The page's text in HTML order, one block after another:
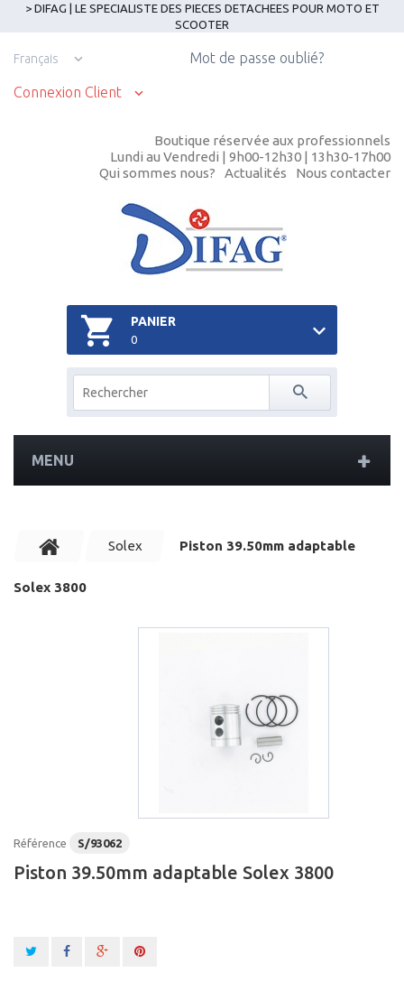
> DIFAG | LE SPECIALISTE DES PIECES DETACHEES POUR MOTO ET
SCOOTER
Français
Connexion Client
Mot de passe oublié?
Boutique réservée aux professionnels
Lundi au Vendredi | 9h00-12h30 | 13h30-17h00
Qui sommes nous?
Actualités Nous contacter
PANIER
0
MENU
Solex Piston 39.50mm adaptable
Solex 3800
Référence S/93062
Piston 39.50mm adaptable Solex 3800